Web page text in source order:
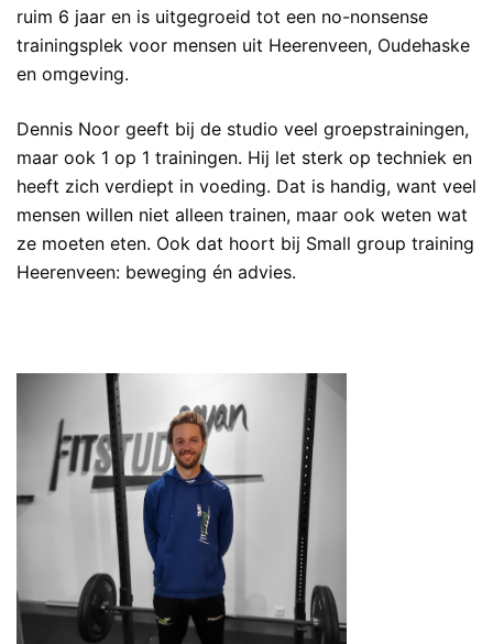
ruim 6 jaar en is uitgegroeid tot een no-nonsense
trainingsplek voor mensen uit Heerenveen, Oudehaske
en omgeving.
Dennis Noor geeft bij de studio veel groepstrainingen,
maar ook 1 op 1 trainingen. Hij let sterk op techniek en
heeft zich verdiept in voeding. Dat is handig, want veel
mensen willen niet alleen trainen, maar ook weten wat
ze moeten eten. Ook dat hoort bij Small group training
Heerenveen: beweging én advies.